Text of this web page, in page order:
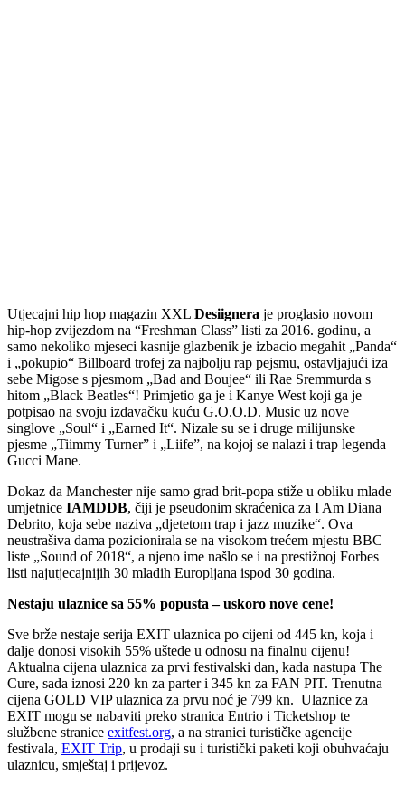
Utjecajni hip hop magazin XXL Desiignera je proglasio novom
hip-hop zvijezdom na “Freshman Class” listi za 2016. godinu, a
samo nekoliko mjeseci kasnije glazbenik je izbacio megahit „Panda“
i „pokupio“ Billboard trofej za najbolju rap pejsmu, ostavljajući iza
sebe Migose s pjesmom „Bad and Boujee“ ili Rae Sremmurda s
hitom „Black Beatles“! Primjetio ga je i Kanye West koji ga je
potpisao na svoju izdavačku kuću G.O.O.D. Music uz nove
singlove „Soul“ i „Earned It“. Nizale su se i druge milijunske
pjesme „Tiimmy Turner” i „Liife”, na kojoj se nalazi i trap legenda
Gucci Mane.
Dokaz da Manchester nije samo grad brit-popa stiže u obliku mlade
umjetnice IAMDDB, čiji je pseudonim skraćenica za I Am Diana
Debrito, koja sebe naziva „djetetom trap i jazz muzike“. Ova
neustrašiva dama pozicionirala se na visokom trećem mjestu BBC
liste „Sound of 2018“, a njeno ime našlo se i na prestižnoj Forbes
listi najutjecajnijih 30 mladih Europljana ispod 30 godina.
Nestaju ulaznice sa 55% popusta – uskoro nove cene!
Sve brže nestaje serija EXIT ulaznica po cijeni od 445 kn, koja i
dalje donosi visokih 55% uštede u odnosu na finalnu cijenu!
Aktualna cijena ulaznica za prvi festivalski dan, kada nastupa The
Cure, sada iznosi 220 kn za parter i 345 kn za FAN PIT. Trenutna
cijena GOLD VIP ulaznica za prvu noć je 799 kn. Ulaznice za
EXIT mogu se nabaviti preko stranica Entrio i Ticketshop te
službene stranice exitfest.org, a na stranici turističke agencije
festivala, EXIT Trip, u prodaji su i turistički paketi koji obuhvaćaju
ulaznicu, smještaj i prijevoz.